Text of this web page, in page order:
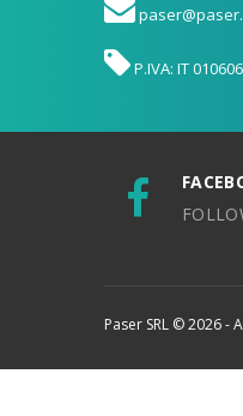
P.IVA: IT
Paser SRL © 2026 -